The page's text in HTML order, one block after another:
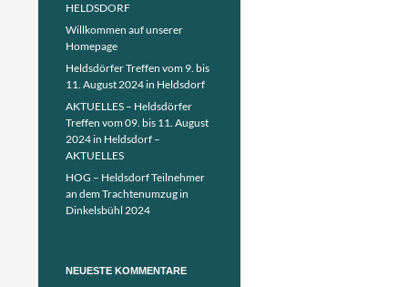
HELDSDORF
Willkommen auf unserer
Homepage
Heldsdörfer Treffen vom 9. bis
11. August 2024 in Heldsdorf
AKTUELLES – Heldsdörfer
Treffen vom 09. bis 11. August
2024 in Heldsdorf –
AKTUELLES
HOG – Heldsdorf Teilnehmer
an dem Trachtenumzug in
Dinkelsbühl 2024
NEUESTE KOMMENTARE